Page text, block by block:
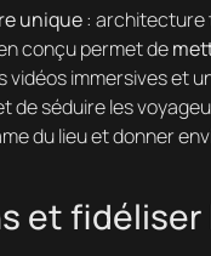
unique: architecture
conçu permet de
vidéos immersives et
de séduire les
du lieu et donner
et